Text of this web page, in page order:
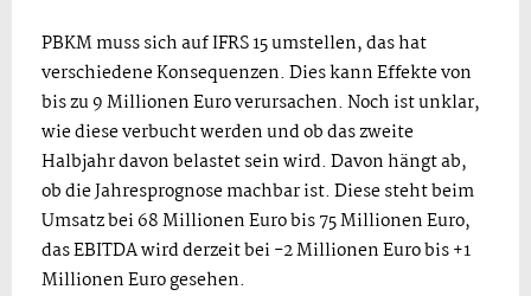
PBKM muss sich auf IFRS 15 umstellen, das hat
verschiedene Konsequenzen. Dies kann Effekte von
bis zu 9 Millionen Euro verursachen. Noch ist unklar,
wie diese verbucht werden und ob das zweite
Halbjahr davon belastet sein wird. Davon hängt ab,
ob die Jahresprognose machbar ist. Diese steht beim
Umsatz bei 68 Millionen Euro bis 75 Millionen Euro,
das EBITDA wird derzeit bei -2 Millionen Euro bis +1
Millionen Euro gesehen.